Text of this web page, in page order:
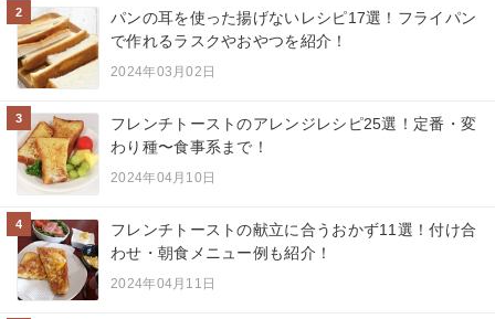
2
パンの耳を使った揚げないレシピ17選！フライパン
で作れるラスクやおやつを紹介！
2024年03月02日
3
フレンチトーストのアレンジレシピ25選！定番・変
わり種〜食事系まで！
2024年04月10日
4
フレンチトーストの献立に合うおかず11選！付け合
わせ・朝食メニュー例も紹介！
2024年04月11日